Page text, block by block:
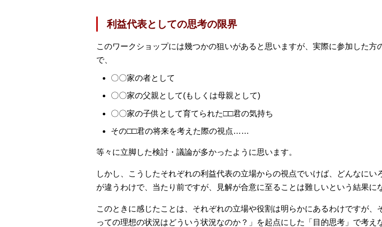
利益代表としての思考の限界
このワークショップには幾つかの狙いがあると思いますが、実際に参加した
で、
〇〇家の者として
〇〇家の父親として(もしくは母親として)
〇〇家の子供として育てられた□□君の気持ち
その□□君の将来を考えた際の視点……
等々に立脚した検討・議論が多かったように思います。
しかし、こうしたそれぞれの利益代表の立場からの視点でいけば、どんなに
が違うわけで、当たり前ですが、見解が合意に至ることは難しいという結果に
このときに感じたことは、それぞれの立場や役割は明らかにあるわけですが
っての理想の状況はどういう状況なのか？」を起点にした「目的思考」で考